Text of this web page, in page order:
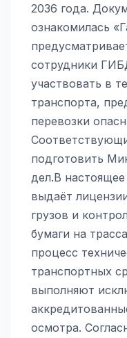
2036 года.
ознакомилась
сотрудники
участвовать в
транспорта,
перевозки
подготовить
дел.В
выдаёт
грузов и
бумаги на
процесс
транспортных
выполняют
осмотра.